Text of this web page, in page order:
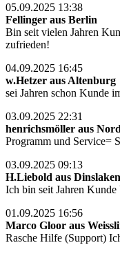
05.09.2025 13:38
Fellinger aus Berlin
Bin seit vielen Jahren
zufrieden!
04.09.2025 16:45
w.Hetzer aus Altenburg
sei Jahren schon Kunde
03.09.2025 22:31
henrichsmöller aus
Programm und Service=
03.09.2025 09:13
H.Liebold aus Dinslaken
Ich bin seit Jahren
01.09.2025 16:56
Marco Gloor aus
Rasche Hilfe (Support)